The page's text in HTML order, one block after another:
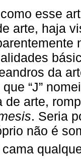
esse
arte, haja
da
“J”
de arte,
. Seria
não é
cama